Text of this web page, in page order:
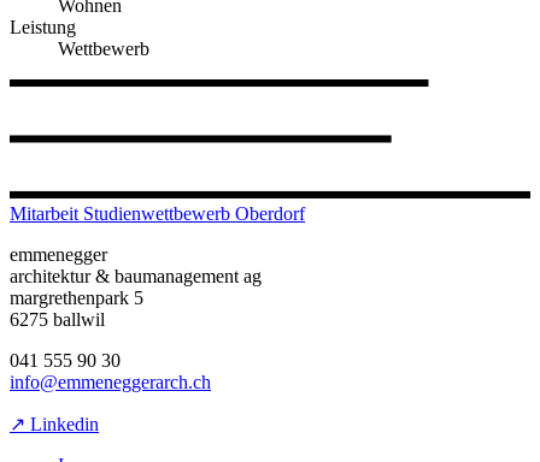
Wohnen
Leistung
Wettbewerb
Mitarbeit Studienwettbewerb Oberdorf
emmenegger
architektur & baumanagement ag
margrethenpark 5
6275 ballwil
041 555 90 30
info@emmeneggerarch.ch
↗ Linkedin